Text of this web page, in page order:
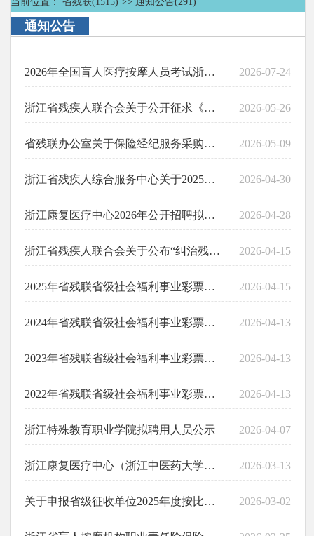
通知公告
2026年全国盲人医疗按摩人员考试浙江省报名资格复核结果公示 2026-07-24
浙江省残疾人联合会关于公开征求《浙江省“十五五”残疾人事业发展规划（征求意见稿）》意见的公告 2026-05-26
省残联办公室关于保险经纪服务采购询价的函 2026-05-09
浙江省残疾人综合服务中心关于2025年度福彩公益金项目情况的公告 2026-04-30
浙江康复医疗中心2026年公开招聘拟聘用人员公示 2026-04-28
浙江省残疾人联合会关于公布“纠治残疾人残疾等级评定不精准问题”线索举报渠道的公告 2026-04-15
2025年省残联省级社会福利事业彩票公益金使用情况公告 2026-04-15
2024年省残联省级社会福利事业彩票公益金使用情况公告 2026-04-13
2023年省残联省级社会福利事业彩票公益金使用情况公告 2026-04-13
2022年省残联省级社会福利事业彩票公益金使用情况公告 2026-04-13
​浙江特殊教育职业学院拟聘用人员公示 2026-04-07
浙江康复医疗中心（浙江中医药大学附属康复医院）2026年特岗招聘公告 2026-03-13
关于申报省级征收单位2025年度按比例安排残疾人就业情况的通告 2026-03-02